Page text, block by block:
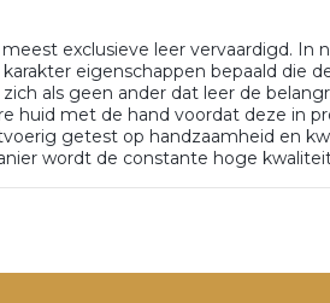
exclusieve leer vervaardigd. In
eigenschappen bepaald die
als geen ander dat leer de
huid met de hand voordat deze in
getest op handzaamheid en
wordt de constante hoge